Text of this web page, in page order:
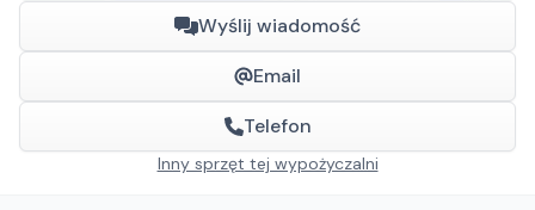
Wyślij wiadomość
Email
Telefon
Inny sprzęt tej wypożyczalni